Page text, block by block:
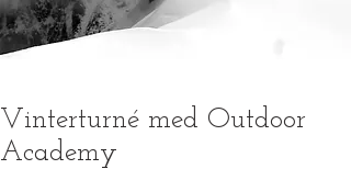
Vinterturné med Outdoor
Academy